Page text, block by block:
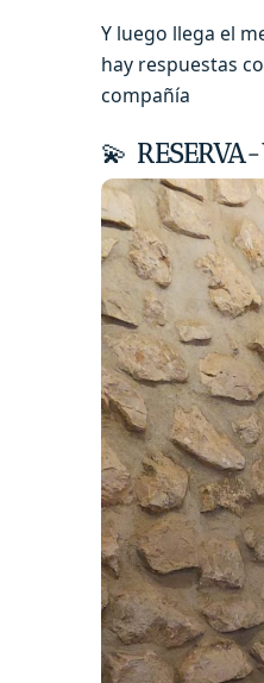
Y luego llega el
hay respuestas
compañía
💫